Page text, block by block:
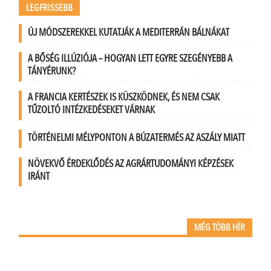
LEGFRISSEBB
ÚJ MÓDSZEREKKEL KUTATJÁK A MEDITERRÁN BÁLNÁKAT
A BŐSÉG ILLÚZIÓJA – HOGYAN LETT EGYRE SZEGÉNYEBB A
TÁNYÉRUNK?
A FRANCIA KERTÉSZEK IS KÜSZKÖDNEK, ÉS NEM CSAK
TŰZOLTÓ INTÉZKEDÉSEKET VÁRNAK
TÖRTÉNELMI MÉLYPONTON A BÚZATERMÉS AZ ASZÁLY MIATT
NÖVEKVŐ ÉRDEKLŐDÉS AZ AGRÁRTUDOMÁNYI KÉPZÉSEK
IRÁNT
MÉG TÖBB HÍR